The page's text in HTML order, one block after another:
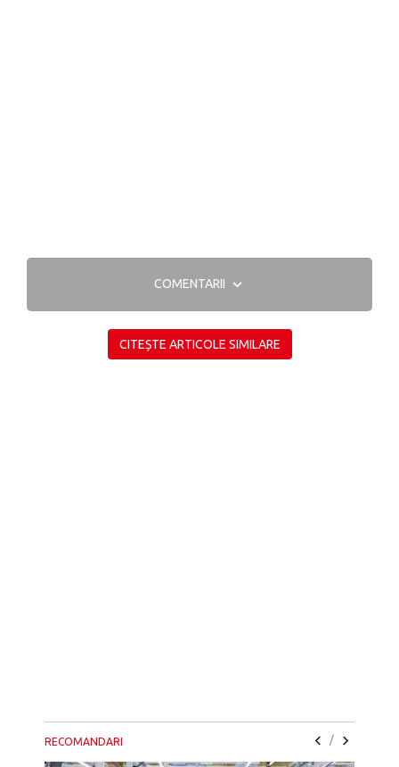
COMENTARII
CITEȘTE ARTICOLE SIMILARE
RECOMANDARI /